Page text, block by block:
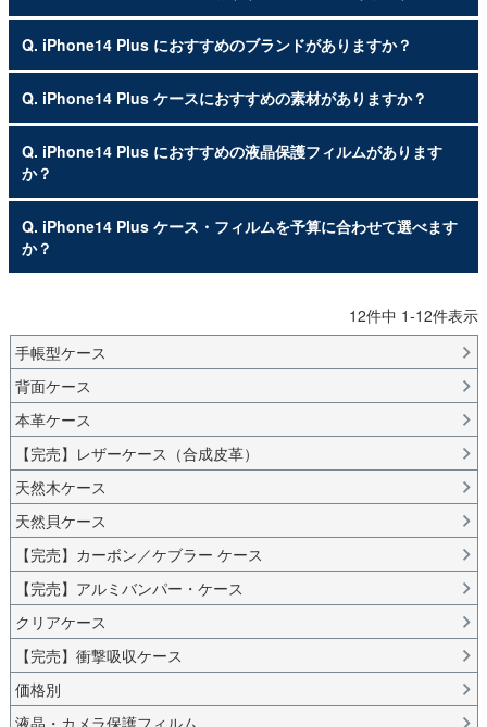
Q. iPhone14 Plus におすすめのブランドがありますか？
Q. iPhone14 Plus ケースにおすすめの素材がありますか？
Q. iPhone14 Plus におすすめの液晶保護フィルムがあります
か？
Q. iPhone14 Plus ケース・フィルムを予算に合わせて選べます
か？
12件中 1-12件表示
手帳型ケース
背面ケース
本革ケース
【完売】レザーケース（合成皮革）
天然木ケース
天然貝ケース
【完売】カーボン／ケブラー ケース
【完売】アルミバンパー・ケース
クリアケース
【完売】衝撃吸収ケース
価格別